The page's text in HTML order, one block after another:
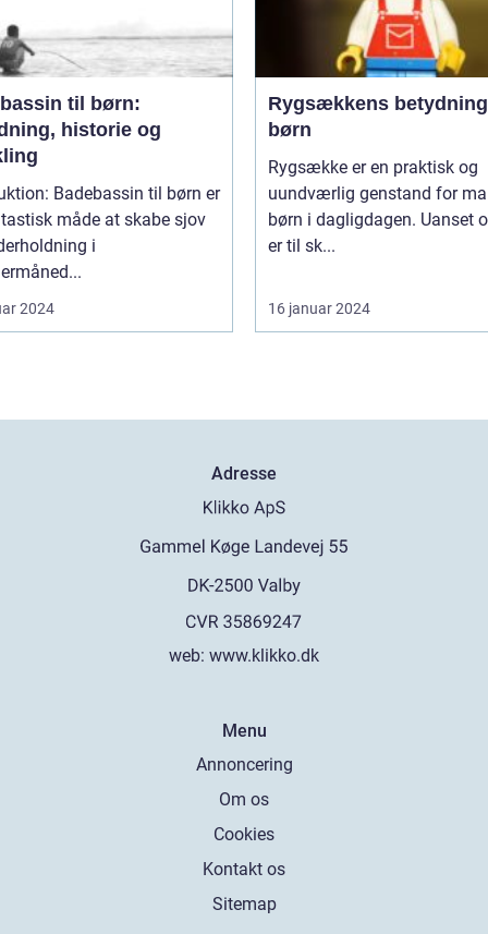
til børn:
historie og
Badebassin til børn er
måde at skabe sjov
i
2024
Rygsækkens
børn
Rygsække er en praktisk og
uundværlig genstand for
børn i dagligdagen. Uanset
er til sk...
16 januar 2024
Adresse
web: www.klikko.dk
Menu
Annoncering
Om os
Cookies
Kontakt os
Sitemap